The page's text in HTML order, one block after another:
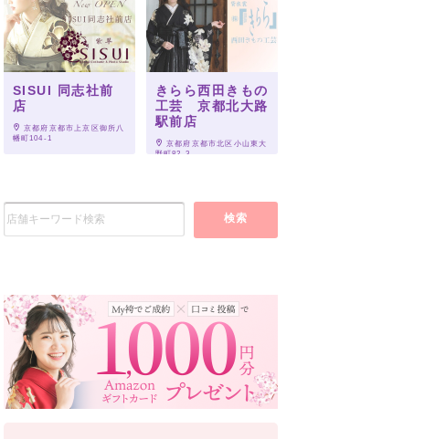
SISUI 同志社前
店
京都府京都市上京区御所八
幡町104-1
きらら西田きもの
工芸 京都北大路
駅前店
京都府京都市北区小山東大
野町82-3
検索